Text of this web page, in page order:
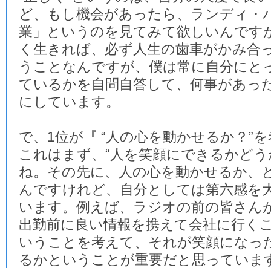
ど、もし機会があったら、ランディ・
業」というのを見てみて欲しいんです
く生きれば、必ず人生の歯車がかみ合
うことなんですが、僕は常に自分にと
ているかを自問自答して、何事があっ
にしています。
で、1位が『 “人の心を動かせるか？”
これはまず、“人を笑顔にできるかど
ね。その先に、人の心を動かせるか、
んですけれど、自分としては第六感を
います。例えば、ラジオの前の皆さん
出勤前に良い情報を携えて会社に行く
いうことを考えて、それが笑顔になっ
るかということが重要だと思っていま